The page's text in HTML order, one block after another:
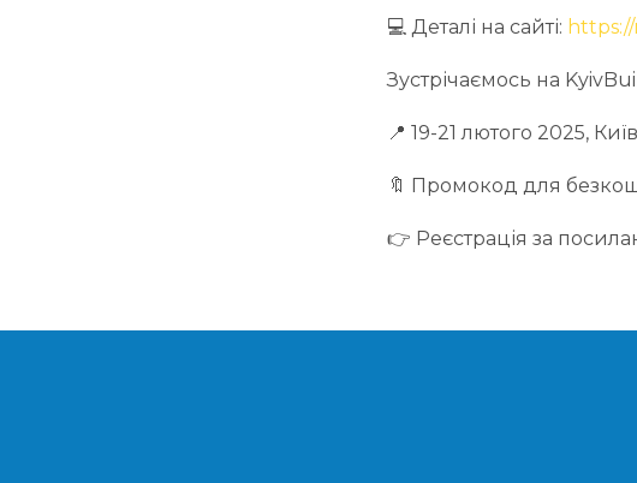
💻️ Деталі на сайті:
Зустрічаємось на
📍 19-21 лютого 2025,
🔖 Промокод для
👉 Реєстрація за